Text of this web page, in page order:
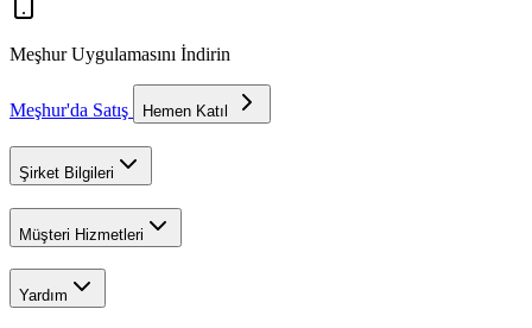
Meşhur Uygulamasını İndirin
Meşhur'da Satış Hemen Katıl
Şirket Bilgileri
Müşteri Hizmetleri
Yardım